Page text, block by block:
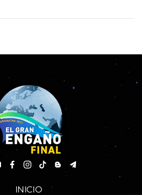
INICIO